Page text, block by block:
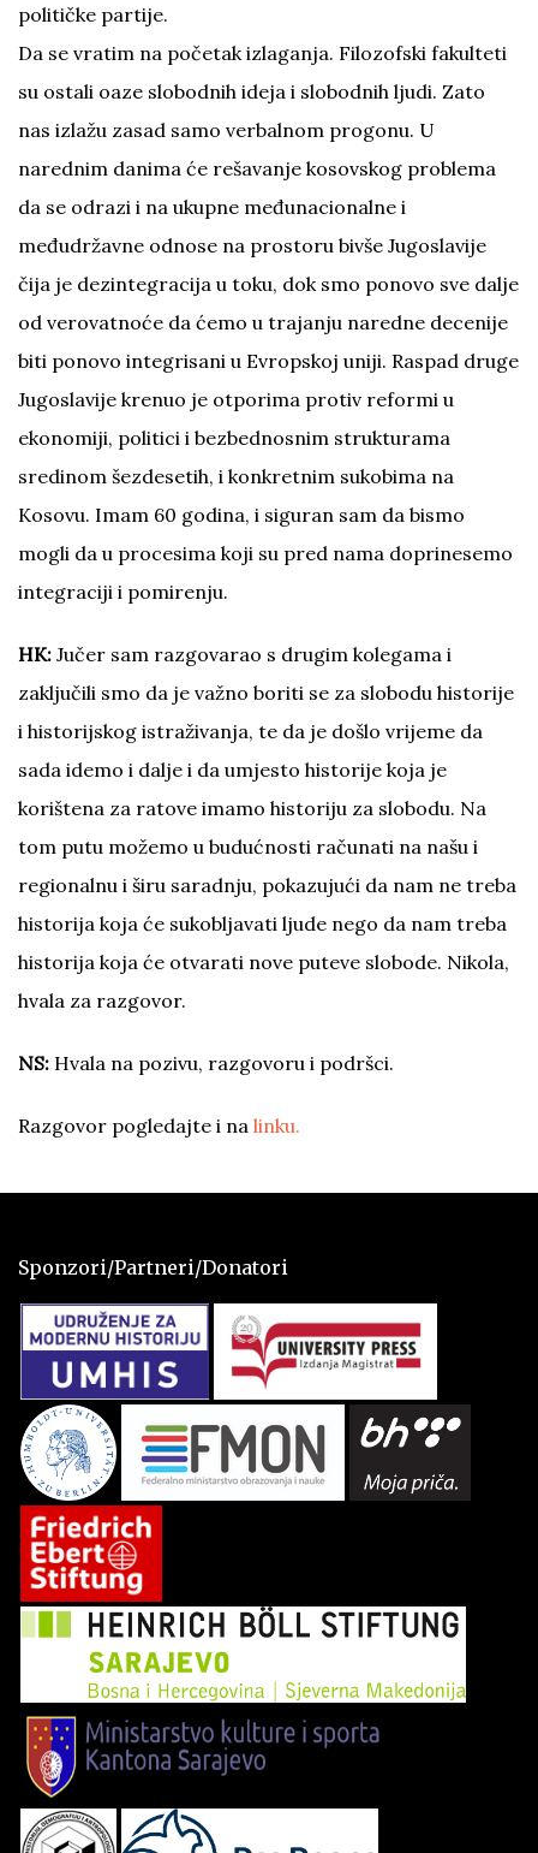
političke partije.
Da se vratim na početak izlaganja. Filozofski fakulteti
su ostali oaze slobodnih ideja i slobodnih ljudi. Zato
nas izlažu zasad samo verbalnom progonu. U
narednim danima će rešavanje kosovskog problema
da se odrazi i na ukupne međunacionalne i
međudržavne odnose na prostoru bivše Jugoslavije
čija je dezintegracija u toku, dok smo ponovo sve dalje
od verovatnoće da ćemo u trajanju naredne decenije
biti ponovo integrisani u Evropskoj uniji. Raspad druge
Jugoslavije krenuo je otporima protiv reformi u
ekonomiji, politici i bezbednosnim strukturama
sredinom šezdesetih, i konkretnim sukobima na
Kosovu. Imam 60 godina, i siguran sam da bismo
mogli da u procesima koji su pred nama doprinesemo
integraciji i pomirenju.
HK: Jučer sam razgovarao s drugim kolegama i
zaključili smo da je važno boriti se za slobodu historije
i historijskog istraživanja, te da je došlo vrijeme da
sada idemo i dalje i da umjesto historije koja je
korištena za ratove imamo historiju za slobodu. Na
tom putu možemo u budućnosti računati na našu i
regionalnu i širu saradnju, pokazujući da nam ne treba
historija koja će sukobljavati ljude nego da nam treba
historija koja će otvarati nove puteve slobode. Nikola,
hvala za razgovor.
NS: Hvala na pozivu, razgovoru i podršci.
Razgovor pogledajte i na linku.
Sponzori/Partneri/Donatori